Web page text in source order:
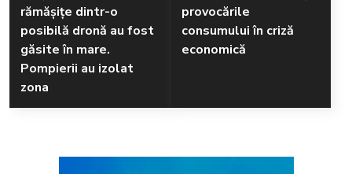
rămăşiţe dintr-o
posibilă dronă au fost
găsite în mare.
Pompierii au izolat
zona
provocările
consumului în criză
economică